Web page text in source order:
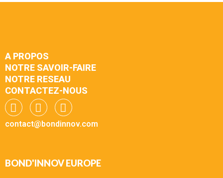
A PROPOS
NOTRE SAVOIR-FAIRE
NOTRE RESEAU
CONTACTEZ-NOUS
contact@bondinnov.com
BOND'INNOV EUROPE